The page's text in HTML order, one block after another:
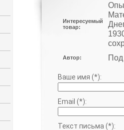
Интересуемый
товар:
Автор: Под
Ваше имя (*):
Email (*):
Текст письма (*):